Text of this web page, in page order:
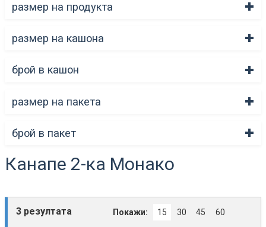
размер на продукта
размер на кашона
брой в кашон
размер на пакета
брой в пакет
Канапе 2-ка Монако
3 резултата Покажи: 15 30 45 60